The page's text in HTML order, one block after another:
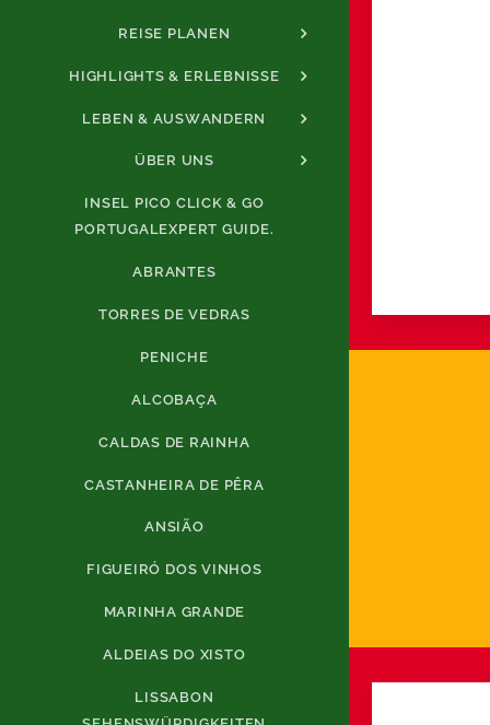
REISE PLANEN
HIGHLIGHTS & ERLEBNISSE
LEBEN & AUSWANDERN
ÜBER UNS
INSEL PICO CLICK & GO
PORTUGALEXPERT GUIDE.
ABRANTES
TORRES DE VEDRAS
PENICHE
ALCOBAÇA
CALDAS DE RAINHA
CASTANHEIRA DE PÊRA
ANSIÃO
FIGUEIRÓ DOS VINHOS
MARINHA GRANDE
ALDEIAS DO XISTO
LISSABON